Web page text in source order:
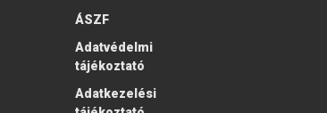
ÁSZF
Adatvédelmi
tájékoztató
Adatkezelési